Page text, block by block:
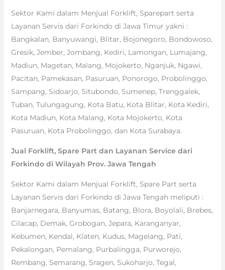
Sektor Kami dalam Menjual Forklift, Sparepart serta
Layanan Servis dari Forkindo di Jawa Timur yakni :
Bangkalan, Banyuwangi, Blitar, Bojonegoro, Bondowoso,
Gresik, Jember, Jombang, Kediri, Lamongan, Lumajang,
Madiun, Magetan, Malang, Mojokerto, Nganjuk, Ngawi,
Pacitan, Pamekasan, Pasuruan, Ponorogo, Probolinggo,
Sampang, Sidoarjo, Situbondo, Sumenep, Trenggalek,
Tuban, Tulungagung, Kota Batu, Kota Blitar, Kota Kediri,
Kota Madiun, Kota Malang, Kota Mojokerto, Kota
Pasuruan, Kota Probolinggo, dan Kota Surabaya.
Jual Forklift, Spare Part dan Layanan Service dari
Forkindo di Wilayah Prov. Jawa Tengah
Sektor Kami dalam Menjual Forklift, Spare Part serta
Layanan Servis dari Forkindo di Jawa Tengah meliputi :
Banjarnegara, Banyumas, Batang, Blora, Boyolali, Brebes,
Cilacap, Demak, Grobogan, Jepara, Karanganyar,
Kebumen, Kendal, Klaten, Kudus, Magelang, Pati,
Pekalongan, Pemalang, Purbalingga, Purworejo,
Rembang, Semarang, Sragen, Sukoharjo, Tegal,